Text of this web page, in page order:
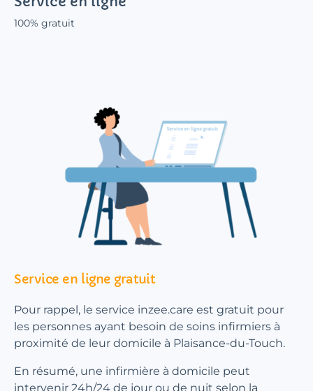
100% gratuit
Service en ligne gratuit
Pour rappel, le service inzee.care est gratuit pour
les personnes ayant besoin de soins infirmiers à
proximité de leur domicile à Plaisance-du-Touch.
En résumé, une infirmière à domicile peut
intervenir 24h/24 de jour ou de nuit selon la